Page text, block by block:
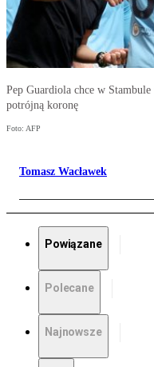
Pep Guardiola chce w
potrójną koronę
Foto: AFP
Tomasz Wacławek
Powiązane
Polecane
Najnowsze